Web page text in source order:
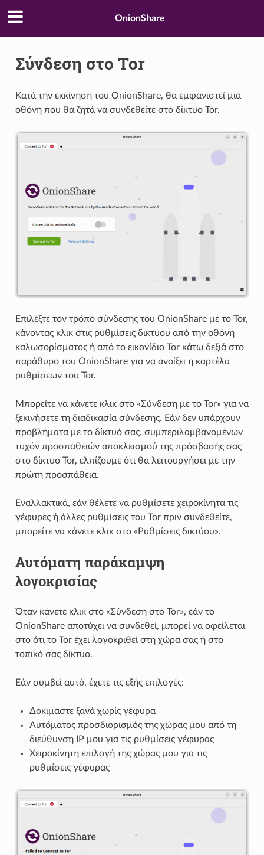
OnionShare
Σύνδεση στο Tor
Κατά την εκκίνηση του OnionShare, θα εμφανιστεί μια
οθόνη που θα ζητά να συνδεθείτε στο δίκτυο Tor.
Επιλέξτε τον τρόπο σύνδεσης του OnionShare με το Tor,
κάνοντας κλικ στις ρυθμίσεις δικτύου από την οθόνη
καλωσορίσματος ή από το εικονίδιο Tor κάτω δεξιά στο
παράθυρο του OnionShare για να ανοίξει η καρτέλα
ρυθμίσεων του Tor.
Μπορείτε να κάνετε κλικ στο «Σύνδεση με το Tor» για να
ξεκινήσετε τη διαδικασία σύνδεσης. Εάν δεν υπάρχουν
προβλήματα με το δίκτυό σας, συμπεριλαμβανομένων
τυχόν προσπαθειών αποκλεισμού της πρόσβασής σας
στο δίκτυο Tor, ελπίζουμε ότι θα λειτουργήσει με την
πρώτη προσπάθεια.
Εναλλακτικά, εάν θέλετε να ρυθμίσετε χειροκίνητα τις
γέφυρες ή άλλες ρυθμίσεις του Tor πριν συνδεθείτε,
μπορείτε να κάνετε κλικ στο «Ρυθμίσεις δικτύου».
Αυτόματη παράκαμψη
λογοκρισίας
Όταν κάνετε κλικ στο «Σύνδεση στο Tor», εάν το
OnionShare αποτύχει να συνδεθεί, μπορεί να οφείλεται
στο ότι το Tor έχει λογοκριθεί στη χώρα σας ή στο
τοπικό σας δίκτυο.
Εάν συμβεί αυτό, έχετε τις εξής επιλογές:
Δοκιμάστε ξανά χωρίς γέφυρα
Αυτόματος προσδιορισμός της χώρας μου από τη
διεύθυνση IP μου για τις ρυθμίσεις γέφυρας
Χειροκίνητη επιλογή της χώρας μου για τις
ρυθμίσεις γέφυρας